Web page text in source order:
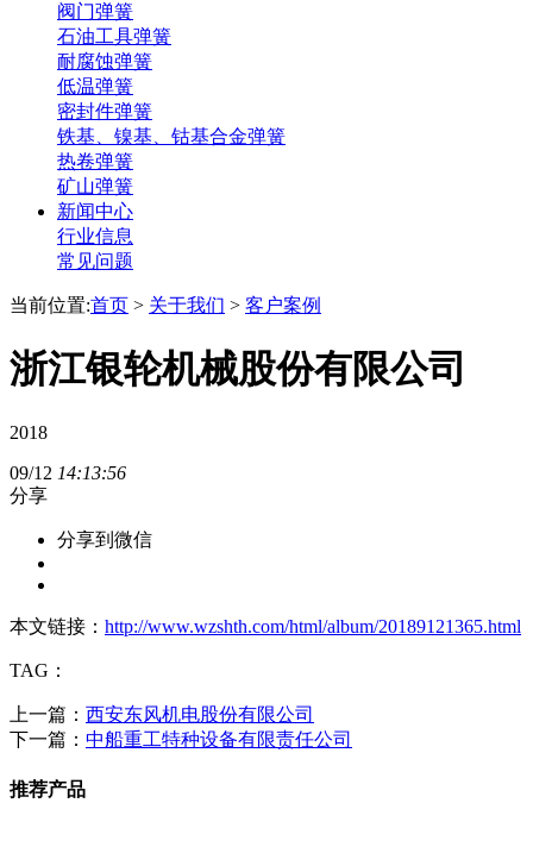
阀门弹簧
石油工具弹簧
耐腐蚀弹簧
低温弹簧
密封件弹簧
铁基、镍基、钴基合金弹簧
热卷弹簧
矿山弹簧
新闻中心
行业信息
常见问题
当前位置:首页 > 关于我们 > 客户案例
浙江银轮机械股份有限公司
2018
09/12 14:13:56
分享
分享到微信
本文链接： http://www.wzshth.com/html/album/20189121365.html
TAG：
上一篇： 西安东风机电股份有限公司
下一篇： 中船重工特种设备有限责任公司
推荐产品